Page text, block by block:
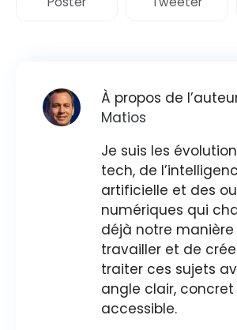
À propos de
Matios
Je suis les
tech, de
artificielle et des
numériques qui
déjà notre manière
travailler et de
traiter ces sujets
angle clair,
accessible.